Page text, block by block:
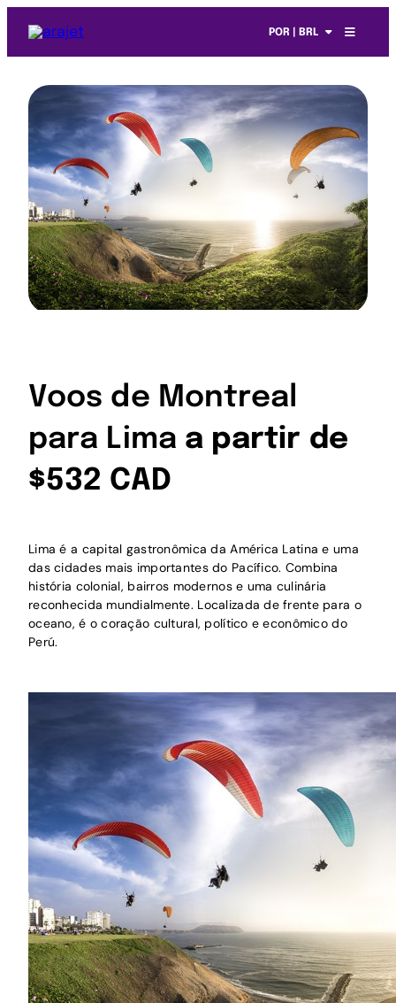
POR | BRL
Voos de Montreal
para Lima a partir de
$532 CAD
Lima é a capital gastronômica da América Latina e uma
das cidades mais importantes do Pacífico. Combina
história colonial, bairros modernos e uma culinária
reconhecida mundialmente. Localizada de frente para o
oceano, é o coração cultural, político e econômico do
Perú.